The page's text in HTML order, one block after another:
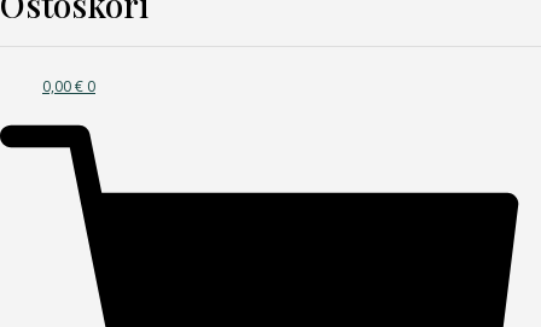
0,00€ 0